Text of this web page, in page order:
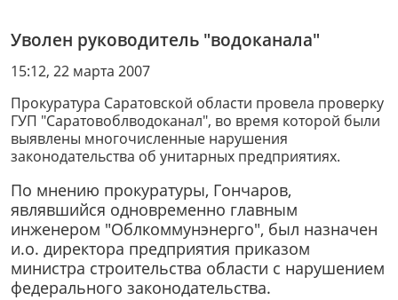
Уволен руководитель "водоканала"
15:12, 22 марта 2007
Прокуратура Саратовской области провела проверку
ГУП "Саратовоблводоканал", во время которой были
выявлены многочисленные нарушения
законодательства об унитарных предприятиях.
По мнению прокуратуры, Гончаров,
являвшийся одновременно главным
инженером "Облкоммунэнерго", был назначен
и.о. директора предприятия приказом
министра строительства области с нарушением
федерального законодательства.